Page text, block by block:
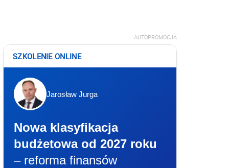
AUTOPROMOCJA
SZKOLENIE ONLINE
Jarosław Jurga
Nowa klasyfikacja
budżetowa od 2027 roku
– reforma finansów